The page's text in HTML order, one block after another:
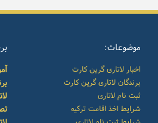
موضوعات:
اخبار لاتاری گرین کارت
برندگان لاتاری گرین کارت
ثبت نام لاتاری
شرایط اخذ اقامت ترکیه